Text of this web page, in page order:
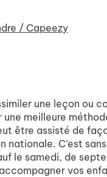
/ Capeezy
une leçon ou
meilleure
être assisté de
nationale. C’est
le samedi, de
vos